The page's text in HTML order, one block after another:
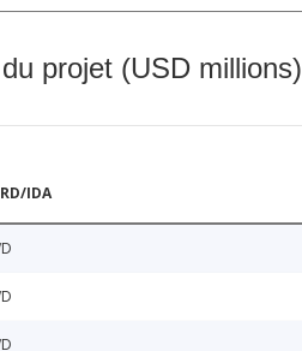
projet (USD millions)
IDA